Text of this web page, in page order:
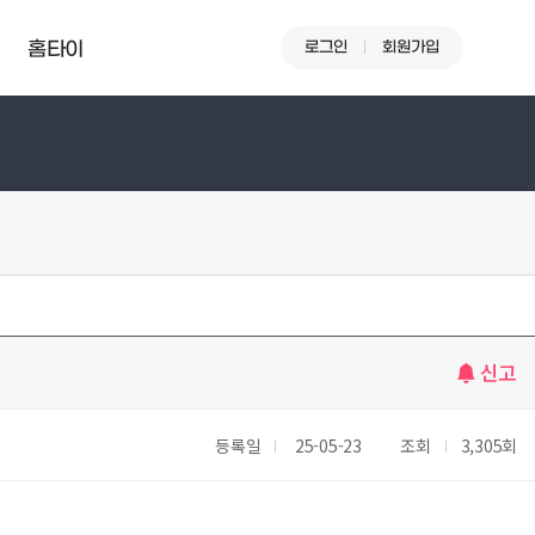
홈타이 로그인 회원가입
신고
등록일 25-05-23 조회 3,305회